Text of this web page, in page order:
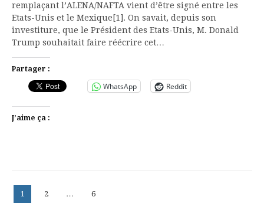
remplaçant l’ALENA/NAFTA vient d’être signé entre les
Etats-Unis et le Mexique[1]. On savait, depuis son
investiture, que le Président des Etats-Unis, M. Donald
Trump souhaitait faire réécrire cet…
Partager :
WhatsApp Reddit
J’aime ça :
Pagination
Page
1 Page
2 … Page
6